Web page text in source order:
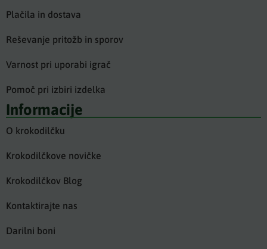
Plačila in dostava
Reševanje pritožb in sporov
Varnost pri uporabi igrač
Pomoč pri izbiri izdelka
Informacije
O krokodilčku
Krokodilčkove novičke
Krokodilčkov Blog
Kontaktirajte nas
Darilni boni